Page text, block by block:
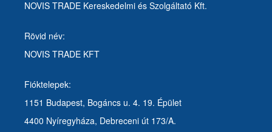
NOVIS TRADE Kereskedelmi és Szolgáltató Kft.
Rövid név:
NOVIS TRADE KFT
Fióktelepek:
1151 Budapest, Bogáncs u. 4. 19. Épület
4400 Nyíregyháza, Debreceni út 173/A.